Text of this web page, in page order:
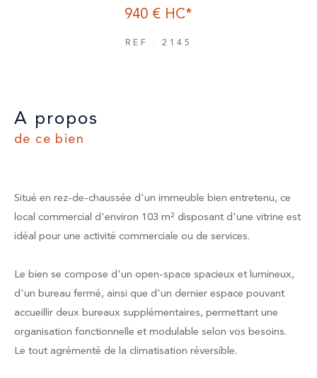
940 € HC*
REF : 2145
a propos
de ce bien
Situé en rez-de-chaussée d'un immeuble bien entretenu, ce
local commercial d'environ 103 m² disposant d'une vitrine est
idéal pour une activité commerciale ou de services.
Le bien se compose d'un open-space spacieux et lumineux,
d'un bureau fermé, ainsi que d'un dernier espace pouvant
accueillir deux bureaux supplémentaires, permettant une
organisation fonctionnelle et modulable selon vos besoins.
Le tout agrémenté de la climatisation réversible.